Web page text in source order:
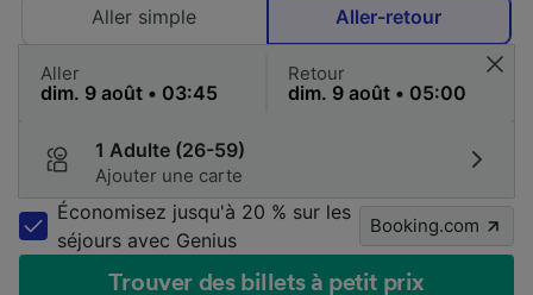
Aller simple
Aller-retour
Aller Retour
1 Adulte (26-59)
Ajouter une carte
Économisez jusqu'à 20 % sur les
séjours avec Genius
Booking.com
Trouver des billets à petit prix